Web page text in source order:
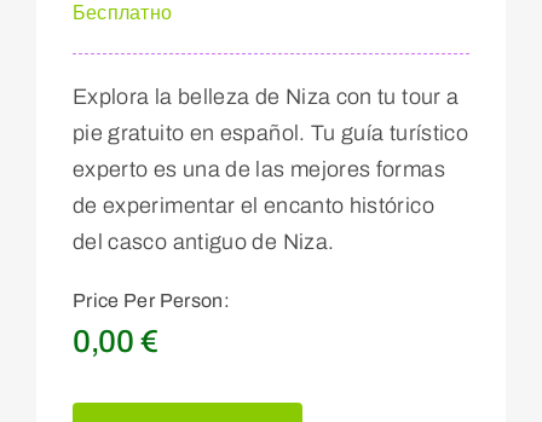
Бесплатно
Explora la belleza de Niza con tu tour a
pie gratuito en español. Tu guía turístico
experto es una de las mejores formas
de experimentar el encanto histórico
del casco antiguo de Niza.
Price Per Person:
0,00 €